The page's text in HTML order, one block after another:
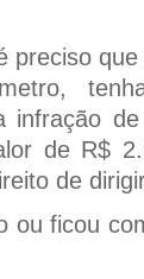
preciso
infração
de R$
de
ou ficou